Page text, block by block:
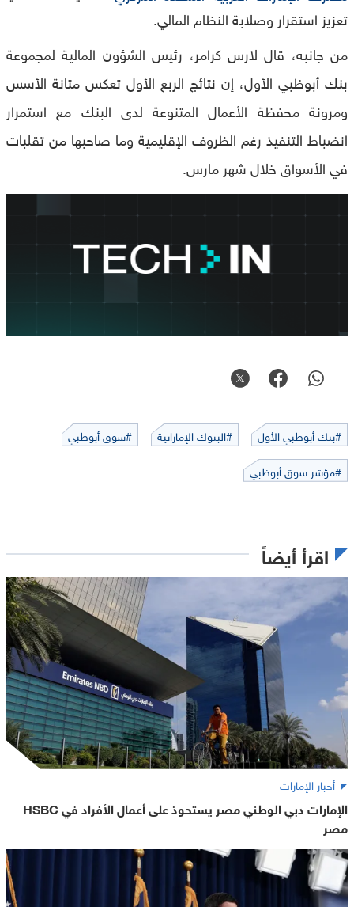
تعزيز استقرار وصلابة النظام المالي.
من جانبه، قال لارس كرامر، رئيس الشؤون المالية لمجموعة
بنك أبوظبي الأول، إن نتائج الربع الأول تعكس متانة الأسس
ومرونة محفظة الأعمال المتنوعة لدى البنك مع استمرار
انضباط التنفيذ رغم الظروف الإقليمية وما صاحبها من تقلبات
في الأسواق خلال شهر مارس.
#بنك أبوظبي الأول #البنوك الإماراتية
#سوق أبوظبي
#مؤشر سوق أبوظبي
اقرأ أيضاً
أخبار الإمارات
الإمارات دبي الوطني مصر يستحوذ على أعمال الأفراد في HSBC
مصر